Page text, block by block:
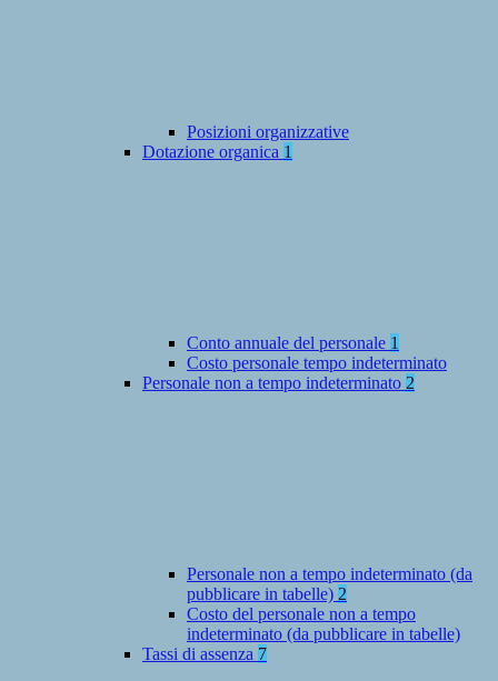
Posizioni organizzative
Dotazione organica 1
Conto annuale del personale 1
Costo personale tempo indeterminato
Personale non a tempo indeterminato 2
Personale non a tempo indeterminato (da
pubblicare in tabelle) 2
Costo del personale non a tempo
indeterminato (da pubblicare in tabelle)
Tassi di assenza 7